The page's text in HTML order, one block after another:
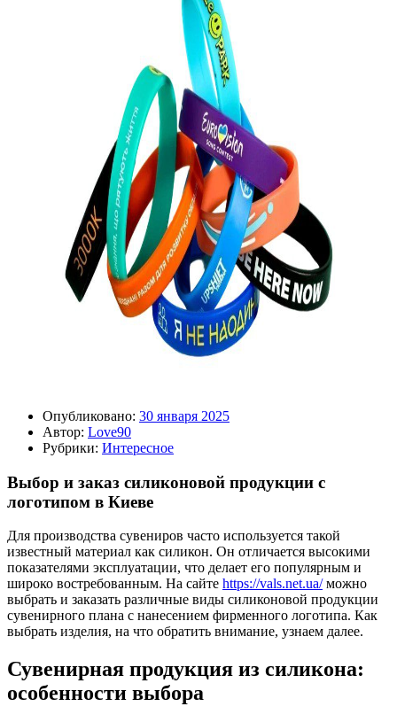
Опубликовано: 30 января 2025
Автор: Love90
Рубрики: Интересное
Выбор и заказ силиконовой продукции с
логотипом в Киеве
Для производства сувениров часто используется такой
известный материал как силикон. Он отличается высокими
показателями эксплуатации, что делает его популярным и
широко востребованным. На сайте https://vals.net.ua/можно
выбрать и заказать различные виды силиконовой продукции
сувенирного плана с нанесением фирменного логотипа. Как
выбрать изделия, на что обратить внимание, узнаем далее.
Сувенирная продукция из силикона:
особенности выбора